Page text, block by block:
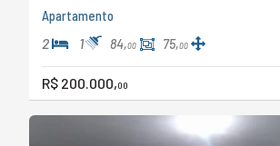
Apartamento
2 1 84,00 75,00
R$ 200.000,00